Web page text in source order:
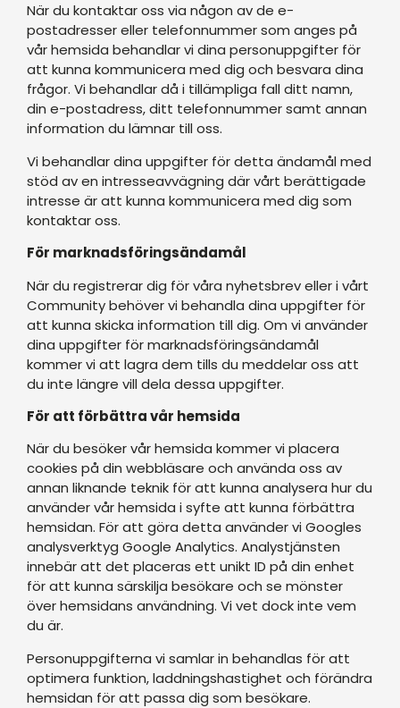
När du kontaktar oss via någon av de e-
postadresser eller telefonnummer som anges på
vår hemsida behandlar vi dina personuppgifter för
att kunna kommunicera med dig och besvara dina
frågor. Vi behandlar då i tillämpliga fall ditt namn,
din e-postadress, ditt telefonnummer samt annan
information du lämnar till oss.
Vi behandlar dina uppgifter för detta ändamål med
stöd av en intresseavvägning där vårt berättigade
intresse är att kunna kommunicera med dig som
kontaktar oss.
För marknadsföringsändamål
När du registrerar dig för våra nyhetsbrev eller i vårt
Community behöver vi behandla dina uppgifter för
att kunna skicka information till dig. Om vi använder
dina uppgifter för marknadsföringsändamål
kommer vi att lagra dem tills du meddelar oss att
du inte längre vill dela dessa uppgifter.
För att förbättra vår hemsida
När du besöker vår hemsida kommer vi placera
cookies på din webbläsare och använda oss av
annan liknande teknik för att kunna analysera hur du
använder vår hemsida i syfte att kunna förbättra
hemsidan. För att göra detta använder vi Googles
analysverktyg Google Analytics. Analystjänsten
innebär att det placeras ett unikt ID på din enhet
för att kunna särskilja besökare och se mönster
över hemsidans användning. Vi vet dock inte vem
du är.
Personuppgifterna vi samlar in behandlas för att
optimera funktion, laddningshastighet och förändra
hemsidan för att passa dig som besökare.